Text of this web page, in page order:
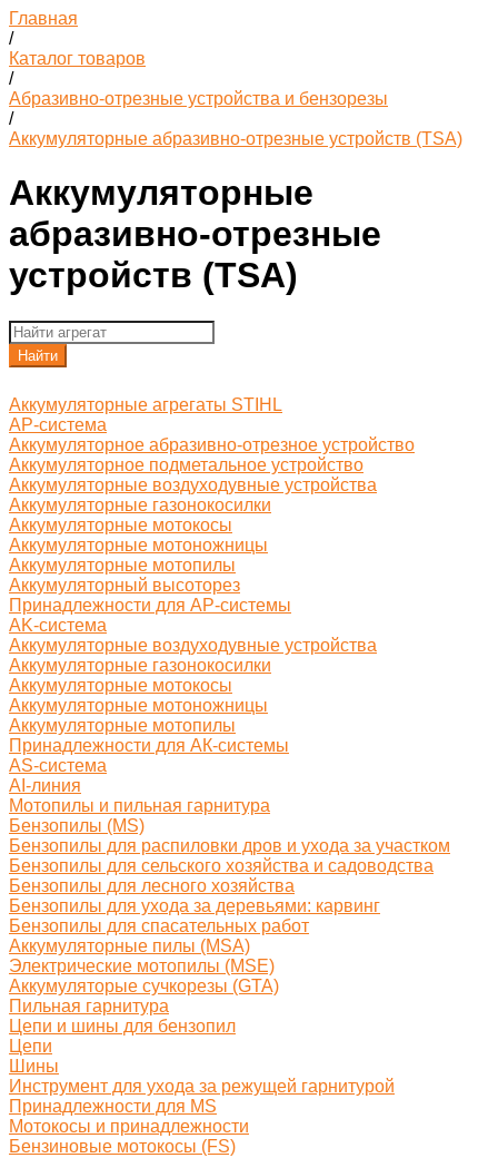
Главная
/
Каталог товаров
/
Абразивно-отрезные устройства и бензорезы
/
Аккумуляторные абразивно-отрезные устройств (TSA)
Аккумуляторные
абразивно-отрезные
устройств (TSA)
Найти
Аккумуляторные агрегаты STIHL
AP-система
Аккумуляторное абразивно-отрезное устройство
Аккумуляторное подметальное устройство
Аккумуляторные воздуходувные устройства
Аккумуляторные газонокосилки
Аккумуляторные мотокосы
Аккумуляторные мотоножницы
Аккумуляторные мотопилы
Аккумуляторный высоторез
Принадлежности для AP-системы
AK-система
Аккумуляторные воздуходувные устройства
Аккумуляторные газонокосилки
Аккумуляторные мотокосы
Аккумуляторные мотоножницы
Аккумуляторные мотопилы
Принадлежности для АК-системы
AS-система
AI-линия
Мотопилы и пильная гарнитура
Бензопилы (MS)
Бензопилы для распиловки дров и ухода за участком
Бензопилы для сельского хозяйства и садоводства
Бензопилы для лесного хозяйства
Бензопилы для ухода за деревьями: карвинг
Бензопилы для спасательных работ
Аккумуляторные пилы (MSA)
Электрические мотопилы (MSE)
Аккумуляторые сучкорезы (GTA)
Пильная гарнитура
Цепи и шины для бензопил
Цепи
Шины
Инструмент для ухода за режущей гарнитурой
Принадлежности для MS
Мотокосы и принадлежности
Бензиновые мотокосы (FS)